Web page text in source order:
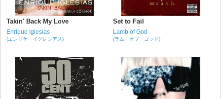
Takin' Back My Love
Enrique Iglesias
(エンリケ・イグレシアス)
Set to Fail
Lamb of God
(ラム・オブ・ゴッド)